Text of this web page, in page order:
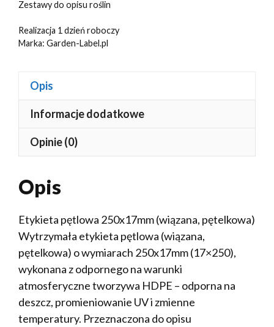
Zestawy do opisu roślin
Realizacja 1 dzień roboczy
Marka: Garden-Label.pl
Opis
Informacje dodatkowe
Opinie (0)
Opis
Etykieta pętlowa 250x17mm (wiązana, pętelkowa)
Wytrzymała etykieta pętlowa (wiązana,
pętelkowa) o wymiarach 250x17mm (17×250),
wykonana z odpornego na warunki
atmosferyczne tworzywa HDPE – odporna na
deszcz, promieniowanie UV i zmienne
temperatury. Przeznaczona do opisu